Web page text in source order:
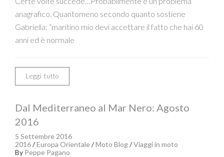
anagrafico. Quantomeno secondo quanto sostiene
Gabriella: “maritino mio devi accettare il fatto che hai 60
anni ed è normale
Leggi tutto
Dal Mediterraneo al Mar Nero: Agosto
2016
5 Settembre 2016
2016/Europa Orientale/Moto Blog/Viaggi in moto
By Peppe Pagano